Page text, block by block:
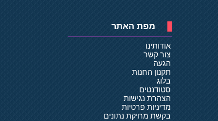
מפת האתר
אודותינו
צור קשר
הגעה
תקנון החנות
בלוג
סטודנטים
הצהרת נגישות
מדיניות פרטיות
בקשת מחיקת נתונים